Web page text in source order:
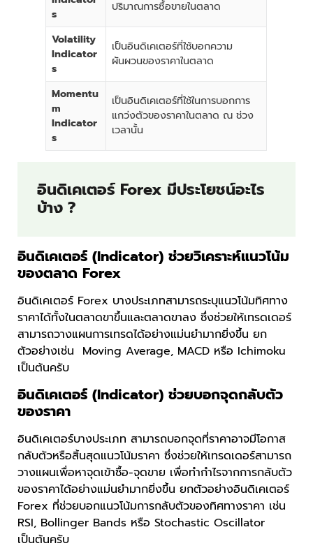
s
ปริมาณการซื้อขายในตลาด
Volatility
Indicator
s
เป็นอินดิเคเตอร์ที่ใช้บอกความ
ผันผวนของราคาในตลาด
Momentu
m
Indicator
s
เป็นอินดิเคเตอร์ที่ใช้ในการบอกการ
แกว่งตัวของราคาในตลาด ณ ช่วง
เวลานั้น
อินดิเคเตอร์ Forex มีประโยชน์อะไร
บ้าง ?
อินดิเคเตอร์ (Indicator) ช่วยวิเคราะห์แนวโน้ม
ของตลาด Forex
อินดิเคเตอร์ Forex บางประเภทสามารถระบุแนวโน้มทิศทาง
ราคาได้ทั้งในตลาดขาขึ้นและตลาดขาลง ซึ่งช่วยให้เทรดเดอร์
สามารถวางแผนการเทรดได้อย่างแม่นยำมากยิ่งขึ้น ยก
ตัวอย่างเช่น Moving Average, MACD หรือ Ichimoku
เป็นต้นครับ
อินดิเคเตอร์ (Indicator) ช่วยบอกจุดกลับตัว
ของราคา
อินดิเคเตอร์บางประเภท สามารถบอกจุดที่ราคาอาจมีโอกาส
กลับตัวหรือสิ้นสุดแนวโน้มราคา ซึ่งช่วยให้เทรดเดอร์สามารถ
วางแผนเพื่อหาจุดเข้าซื้อ-จุดขาย เพื่อทำกำไรจากการกลับตัว
ของราคาได้อย่างแม่นยำมากยิ่งขึ้น ยกตัวอย่างอินดิเคเตอร์
Forex ที่ช่วยบอกแนวโน้มการกลับตัวของทิศทางราคา เช่น
RSI, Bollinger Bands หรือ Stochastic Oscillator
เป็นต้นครับ